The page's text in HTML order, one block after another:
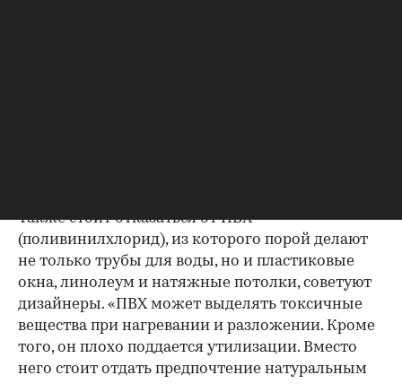
Также стоит отказаться от ПВХ
(поливинилхлорид), из которого порой делают
не только трубы для воды, но и пластиковые
окна, линолеум и натяжные потолки, советуют
дизайнеры. «ПВХ может выделять токсичные
вещества при нагревании и разложении. Кроме
того, он плохо поддается утилизации. Вместо
него стоит отдать предпочтение натуральным